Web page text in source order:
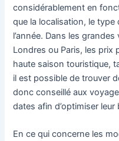
considérablement en
que la localisation, le
l’année. Dans les
Londres ou Paris, les prix
haute saison touristique,
il est possible de trouver
donc conseillé aux
dates afin d’optimiser leur
En ce qui concerne les